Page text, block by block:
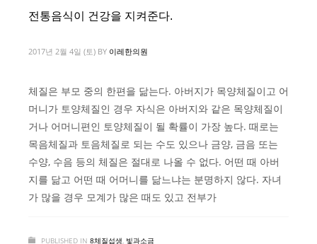
전통음식이 건강을 지켜준다.
2017년 2월 4일 (토) BY 이레한의원
체질은 부모 중의 한편을 닮는다. 아버지가 목양체질이고 어
머니가 토양체질인 경우 자식은 아버지와 같은 목양체질이
거나 어머니편인 토양체질이 될 확률이 가장 높다. 때로는
목음체질과 토음체질로 되는 수도 있으나 금양, 금음 또는
수양, 수음 등의 체질은 절대로 나올 수 없다. 어떤 때 아버
지를 닮고 어떤 때 어머니를 닮느냐는 분명하지 않다. 자녀
가 많을 경우 모계가 많은 때도 있고 전부가
PUBLISHED IN 8체질섭생, 빛과소금